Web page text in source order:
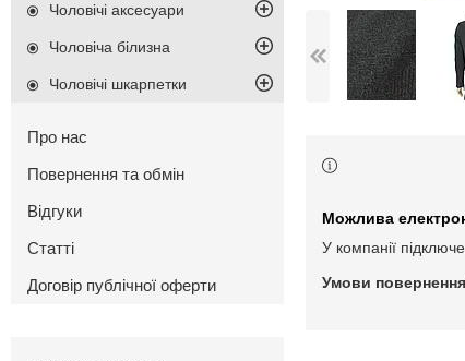
У компанії
Чоловічі аксесуари
Чоловіча білизна
Чоловічі шкарпетки
Про нас
Повернення та обмін
Відгуки
Статті
Договір публічної оферти